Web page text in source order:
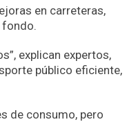
en carreteras,
fondo.
explican expertos,
público eficiente,
de consumo, pero